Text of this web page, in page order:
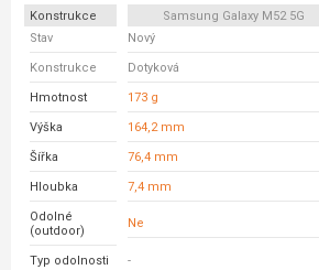
Konstrukce Samsung Galaxy M52 5G
Stav
Nový
Konstrukce Dotyková
Hmotnost 173 g
Výška 164,2 mm
Šířka 76,4 mm
Hloubka 7,4 mm
Odolné
(outdoor)
Ne
Typ odolnosti -